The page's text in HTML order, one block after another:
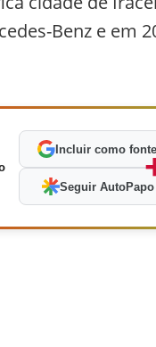
Benz e em
Incluir como
Seguir